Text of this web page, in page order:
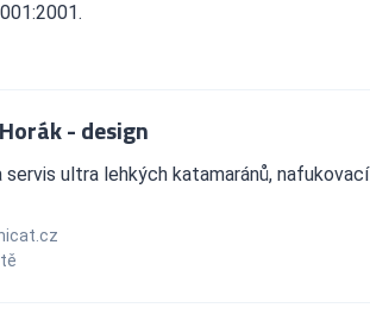
- design
servis ultra lehkých katamaránů, nafukovací